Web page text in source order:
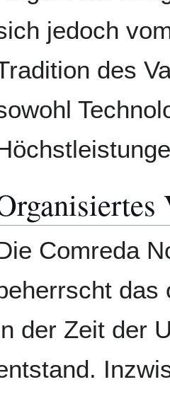
jedoch
des
Comreda
das
der Zeit der